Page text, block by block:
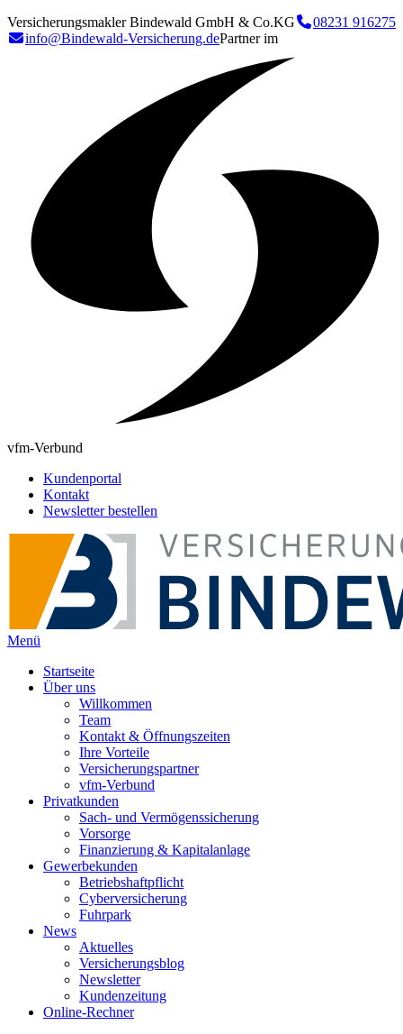
Versicherungsmakler Bindewald GmbH & Co.KG
08231 916275
info@Bindewald-Versicherung.dePartner im
vfm-Verbund
Kundenportal
Kontakt
Newsletter bestellen
Menü
Startseite
Über uns
Willkommen
Team
Kontakt & Öffnungszeiten
Ihre Vorteile
Versicherungspartner
vfm-Verbund
Privatkunden
Sach- und Vermögenssicherung
Vorsorge
Finanzierung & Kapitalanlage
Gewerbekunden
Betriebshaftpflicht
Cyberversicherung
Fuhrpark
News
Aktuelles
Versicherungsblog
Newsletter
Kundenzeitung
Online-Rechner